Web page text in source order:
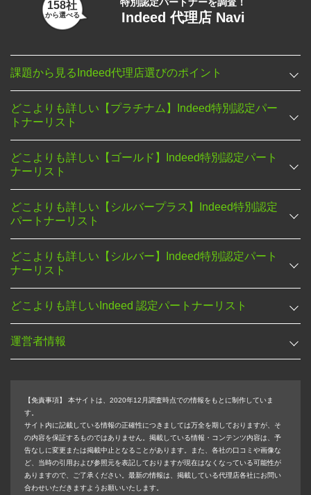
158社
から選べる Indeed 代理店 Navi
課題から見るIndeed代理店選びのポイント
どこよりも詳しい【プラチナム】Indeed特別認定パー
トナーリスト
どこよりも詳しい【ゴールド】Indeed特別認定パート
ナーリスト
どこよりも詳しい【シルバープラス】Indeed特別認定
パートナーリスト
どこよりも詳しい【シルバー】Indeed特別認定パート
ナーリスト
どこよりも詳しいIndeed 認定パートナーリスト
運営者情報
【免責事項】
本サイトは、2020年12月調査時点での情報をもとに制作していま
す。
サイト内に記載している情報の正確性につきましては万全を期しておりますが、そ
の内容を保証するものではありません。掲載している情報・コンテンツ内容は、予
告なしに変更または掲載中止となることがあります。また、各社の口コミや画像な
ど、当時の引用および参照元を表記しておりますが現在はなくなっている可能性が
ありますので、ご了承ください。最新の情報は、掲載している代理店各社にお問い
合わせいただきますようお願いいたします。